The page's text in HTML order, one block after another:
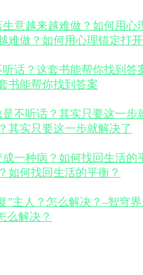
难做？如何用心理锚定打
书能帮你找到答案
其实只要这一步就解决了
如何找回生活的平衡？
么解决？